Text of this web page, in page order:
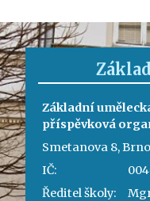
Základní
příspěvková
Smetanova 8,
IČ:
Ředitel školy: